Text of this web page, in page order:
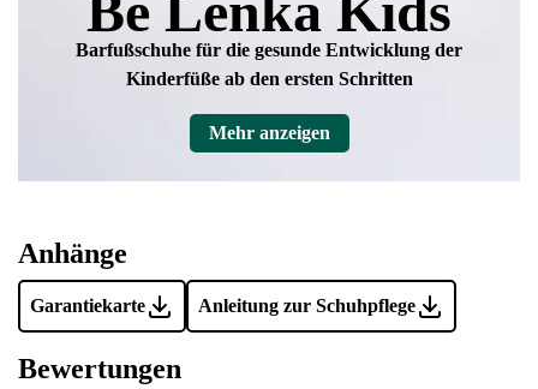
Barfußschuhe für die gesunde Entwicklung der
Kinderfüße ab den ersten Schritten
Mehr anzeigen
Anhänge
Garantiekarte Anleitung zur Schuhpflege
Bewertungen